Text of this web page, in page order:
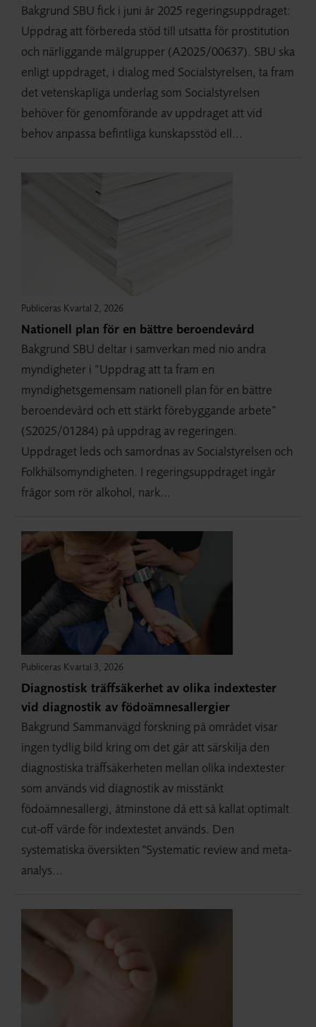
Bakgrund SBU fick i juni år 2025 regeringsuppdraget:
Uppdrag att förbereda stöd till utsatta för prostitution
och närliggande målgrupper (A2025/00637). SBU ska
enligt uppdraget, i dialog med Socialstyrelsen, ta fram
det vetenskapliga underlag som Socialstyrelsen
behöver för genomförande av uppdraget att vid
behov anpassa befintliga kunskapsstöd ell...
Publiceras Kvartal 2, 2026
Nationell plan för en bättre beroendevård
Bakgrund SBU deltar i samverkan med nio andra
myndigheter i ”Uppdrag att ta fram en
myndighetsgemensam nationell plan för en bättre
beroendevård och ett stärkt förebyggande arbete”
(S2025/01284) på uppdrag av regeringen.
Uppdraget leds och samordnas av Socialstyrelsen och
Folkhälsomyndigheten. I regeringsuppdraget ingår
frågor som rör alkohol, nark...
Publiceras Kvartal 3, 2026
Diagnostisk träffsäkerhet av olika indextester
vid diagnostik av födoämnesallergier
Bakgrund Sammanvägd forskning på området visar
ingen tydlig bild kring om det går att särskilja den
diagnostiska träffsäkerheten mellan olika indextester
som används vid diagnostik av misstänkt
födoämnesallergi, åtminstone då ett så kallat optimalt
cut-off värde för indextestet används. Den
systematiska översikten "Systematic review and meta-
analys...